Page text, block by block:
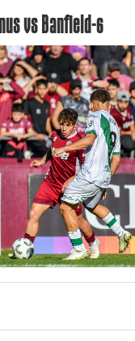
vs Banfield-6